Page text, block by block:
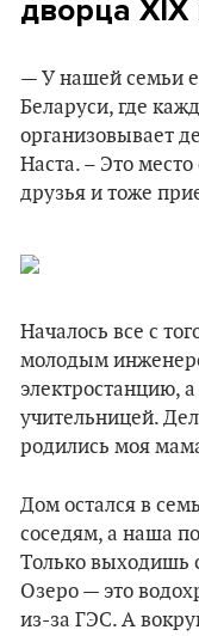
дворца XIX
— У нашей семьи
Беларуси, где
организовывает
Наста. – Это
друзья и тоже
Началось все с
молодым
электростанцию,
учительницей.
родились моя
Дом остался в
соседям, а наша
Только выходишь
Озеро — это
из-за ГЭС. А